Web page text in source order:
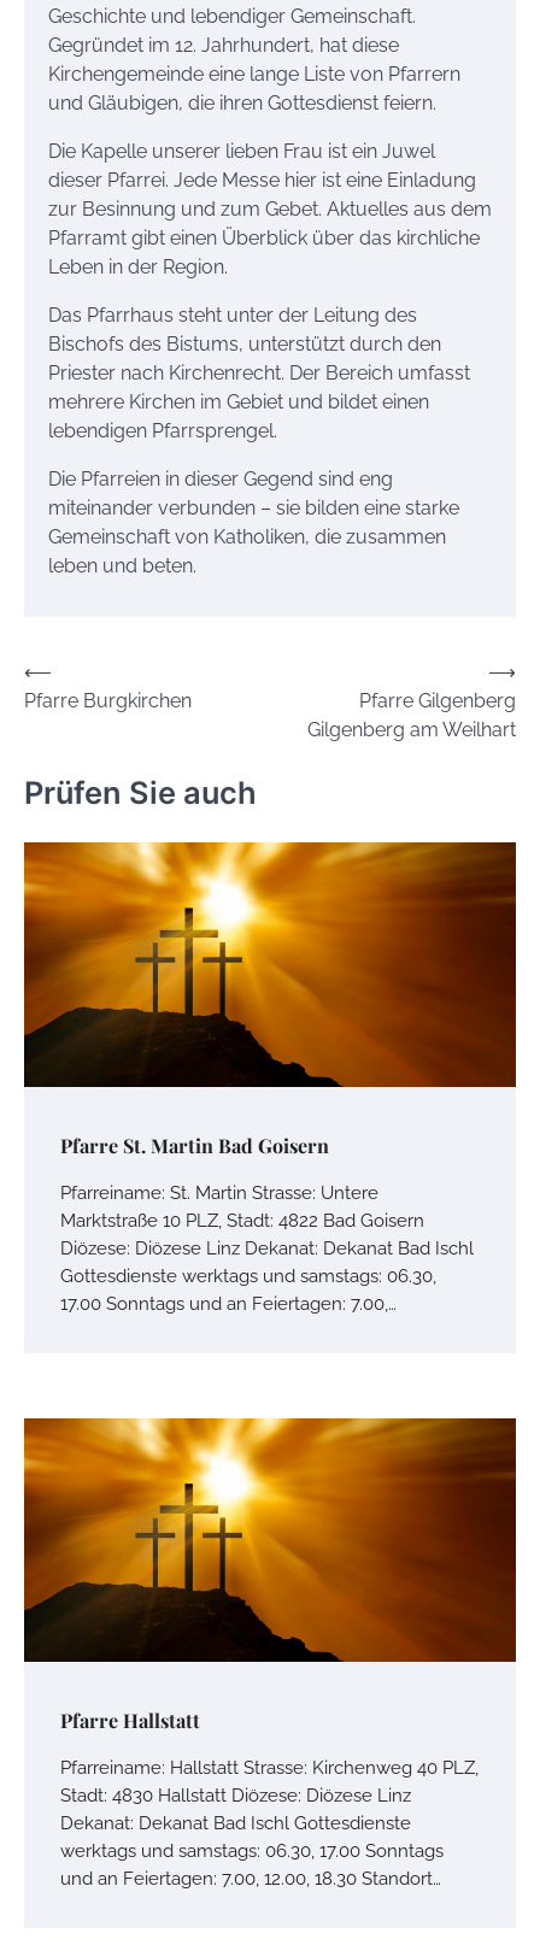
Geschichte und lebendiger Gemeinschaft.
Gegründet im 12. Jahrhundert, hat diese
Kirchengemeinde eine lange Liste von Pfarrern
und Gläubigen, die ihren Gottesdienst feiern.
Die Kapelle unserer lieben Frau ist ein Juwel
dieser Pfarrei. Jede Messe hier ist eine Einladung
zur Besinnung und zum Gebet. Aktuelles aus dem
Pfarramt gibt einen Überblick über das kirchliche
Leben in der Region.
Das Pfarrhaus steht unter der Leitung des
Bischofs des Bistums, unterstützt durch den
Priester nach Kirchenrecht. Der Bereich umfasst
mehrere Kirchen im Gebiet und bildet einen
lebendigen Pfarrsprengel.
Die Pfarreien in dieser Gegend sind eng
miteinander verbunden – sie bilden eine starke
Gemeinschaft von Katholiken, die zusammen
leben und beten.
Beitrags-
Navigation
⟵
Pfarre Burgkirchen
Pfarre Gilgenberg
Gilgenberg am Weilhart
⟶
Prüfen Sie auch
Pfarre St. Martin Bad Goisern
Pfarreiname: St. Martin Strasse: Untere
Marktstraße 10 PLZ, Stadt: 4822 Bad Goisern
Diözese: Diözese Linz Dekanat: Dekanat Bad Ischl
Gottesdienste werktags und samstags: 06.30,
17.00 Sonntags und an Feiertagen: 7.00,…
Pfarre Hallstatt
Pfarreiname: Hallstatt Strasse: Kirchenweg 40 PLZ,
Stadt: 4830 Hallstatt Diözese: Diözese Linz
Dekanat: Dekanat Bad Ischl Gottesdienste
werktags und samstags: 06.30, 17.00 Sonntags
und an Feiertagen: 7.00, 12.00, 18.30 Standort…